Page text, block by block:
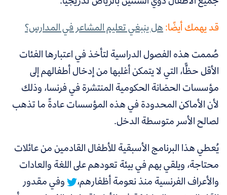
قد يهمك أيضًا:هل ينبغي تعليم المشاعر في المدارس؟
صُممت هذه الفصول الدراسية لتأخذ في اعتبارها الفئات
الأقل حظًّا، التي لا يتمكن أغلبها من إدخال أطفالهم إلى
مؤسسات الحضانة الحكومية المنتشرة في فرنسا، وذلك
لأن الأماكن المحدودة في هذه المؤسسات عادةً ما تذهب
لصالح الأسر متوسطة الدخل.
يُعطي هذا البرنامج الأسبقية للأطفال القادمين من عائلات
محتاجة،ويلقي بهم في بيئة تعودهم على اللغة والعادات
والأعراف الفرنسية منذ نعومة أظفارهم،
وفي مقدور